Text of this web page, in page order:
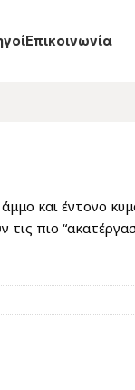
Eπικοινωνία
και έντονο
τις πιο